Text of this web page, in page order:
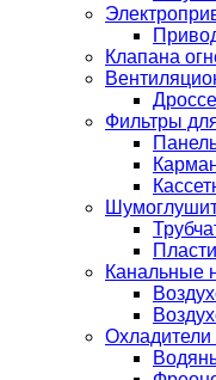
Клапана
Фильтры
Канальные